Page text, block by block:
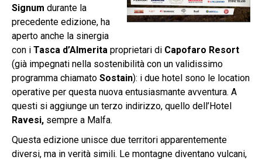
Signum durante la
precedente edizione, ha
aperto anche la sinergia
con i Tasca d’Almerita proprietari di Capofaro Resort
(già impegnati nella sostenibilità con un validissimo
programma chiamato Sostain): i due hotel sono le location
operative per questa nuova entusiasmante avventura. A
questi si aggiunge un terzo indirizzo, quello dell’Hotel
Ravesi, sempre a Malfa.
Questa edizione unisce due territori apparentemente
diversi, ma in verità simili. Le montagne diventano vulcani,